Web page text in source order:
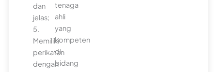
dan
jelas;
5.
Memiliki
perikatan
dengan
tenaga
ahli
yang
kompeten
di
bidang